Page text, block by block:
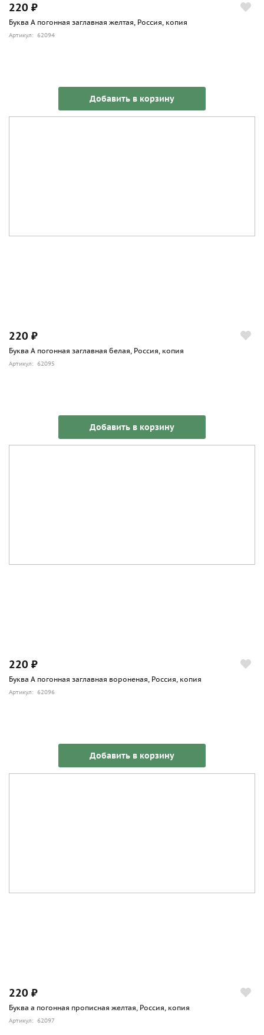
220 ₽
Буква А погонная заглавная желтая, Россия, копия
Артикул: 62094
Добавить в корзину
220 ₽
Буква А погонная заглавная белая, Россия, копия
Артикул: 62095
Добавить в корзину
220 ₽
Буква А погонная заглавная вороненая, Россия, копия
Артикул: 62096
Добавить в корзину
220 ₽
Буква а погонная прописная желтая, Россия, копия
Артикул: 62097